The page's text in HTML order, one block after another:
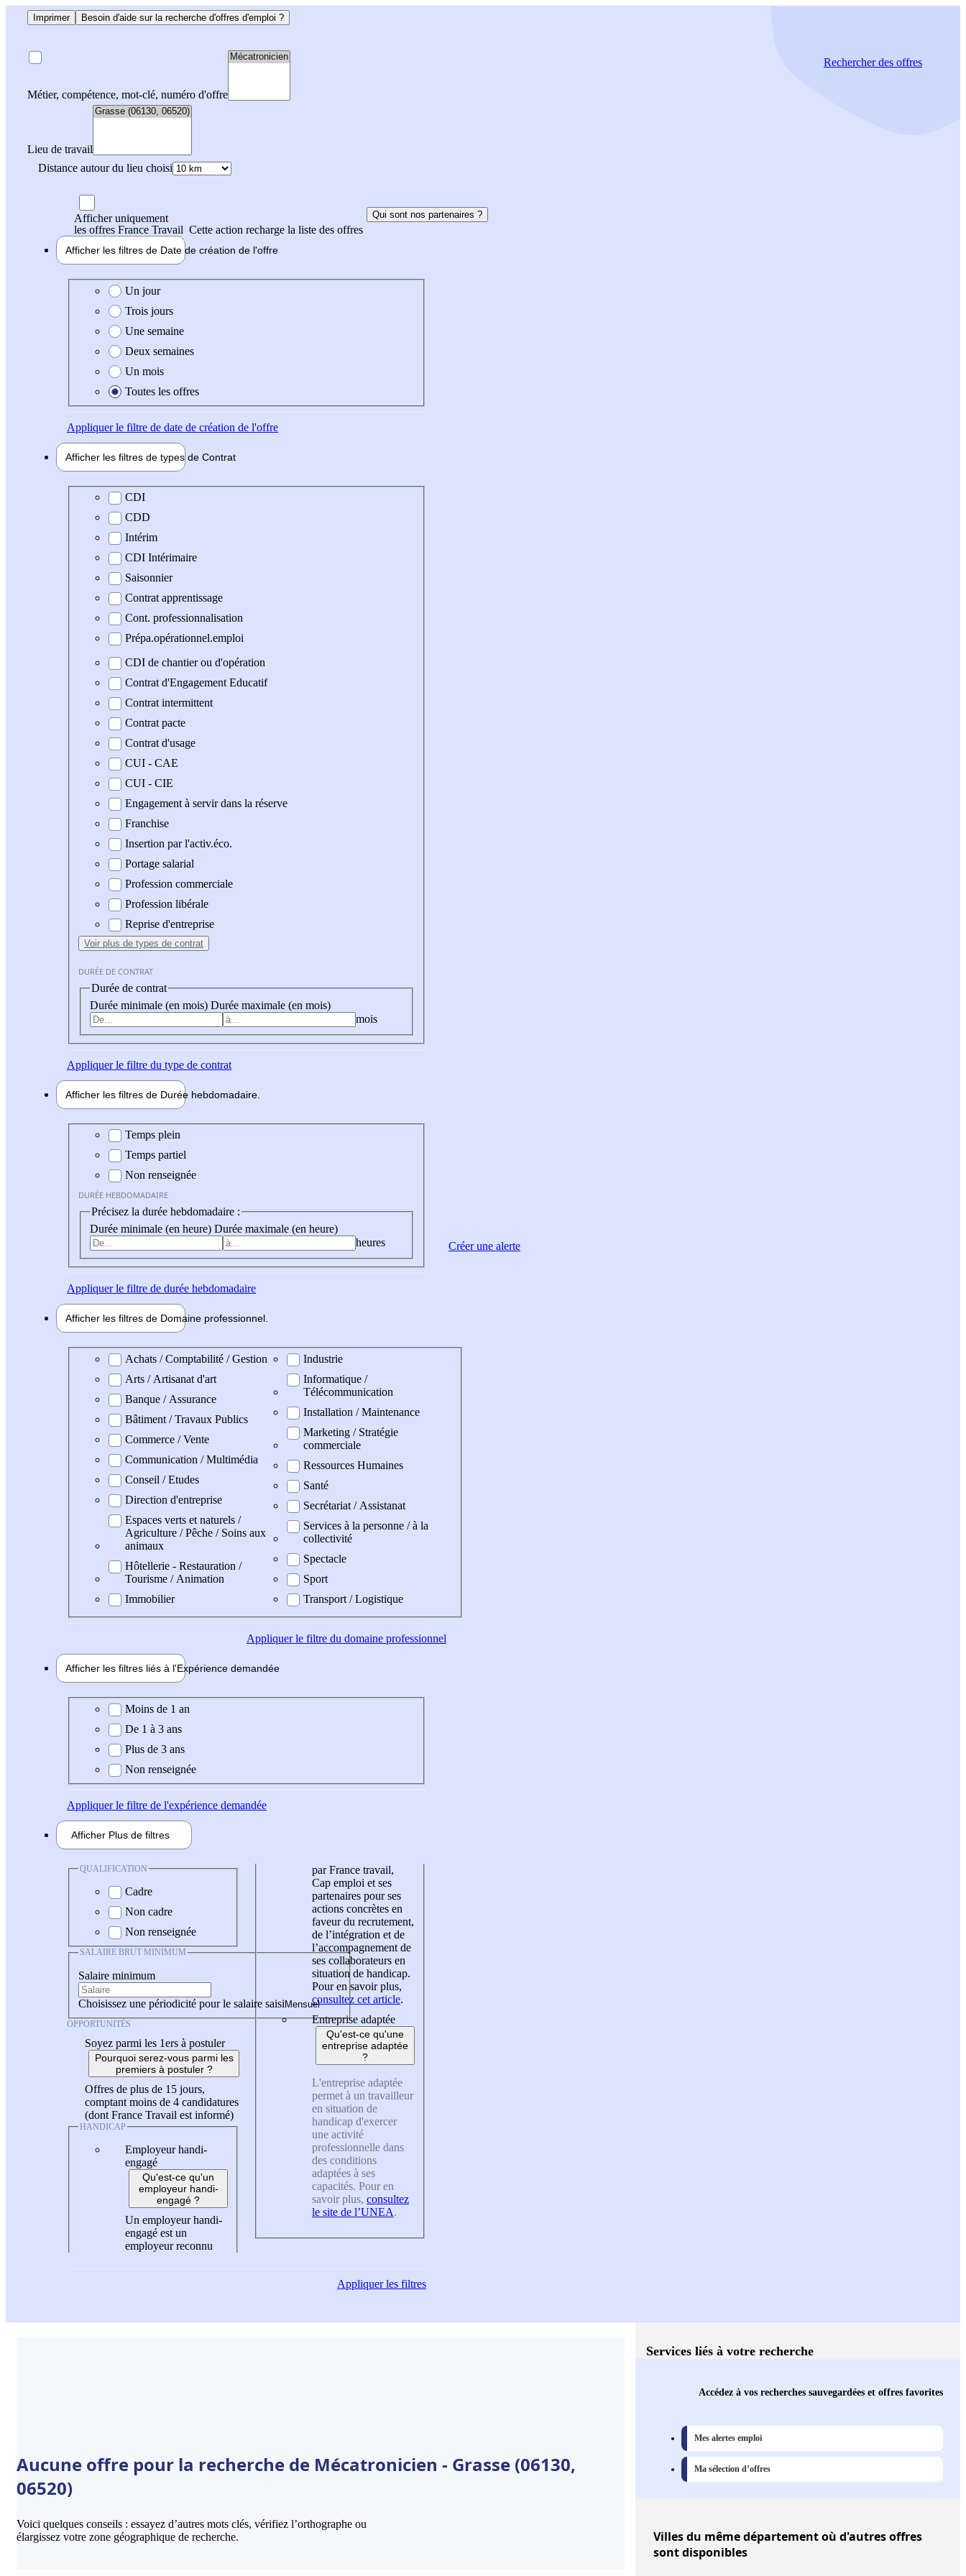
Imprimer Besoin d'aide sur la recherche d'offres d'emploi ?
Métier, compétence, mot-clé, numéro d'offre
Lieu de travail
Distance autour du lieu choisi
Rechercherdes offres
Afficher uniquement
les offres France Travail Cette action recharge la liste des offres
Qui sont nos partenaires ?
Afficher les filtres de Date de création de l'offre
Date de création de l'offre
Un jour
Trois jours
Une semaine
Deux semaines
Un mois
Toutes les offres
Appliquerle filtre de date de création de l'offre
Afficher les filtres de types de Contrat
Type de contrat
CDI
CDD
Intérim
CDI Intérimaire
Saisonnier
Contrat apprentissage
Cont. professionnalisation
Prépa.opérationnel.emploi
CDI de chantier ou d'opération
Contrat d'Engagement Educatif
Contrat intermittent
Contrat pacte
Contrat d'usage
CUI - CAE
CUI - CIE
Engagement à servir dans la réserve
Franchise
Insertion par l'activ.éco.
Portage salarial
Profession commerciale
Profession libérale
Reprise d'entreprise
Voir plus de types de contrat
DURÉE DE CONTRAT
Durée de contrat
Durée minimale (en mois) Durée maximale (en mois)
mois
Appliquerle filtre du type de contrat
Afficher les filtres de Durée hebdomadaire
Durée hebdomadaire
Temps plein
Temps partiel
Non renseignée
DURÉE HEBDOMADAIRE
Précisez la durée hebdomadaire :
Durée minimale (en heure) Durée maximale (en heure)
heures
Appliquerle filtre de durée hebdomadaire
Afficher les filtres de Domaine professionnel
Domaine professionel
Achats / Comptabilité / Gestion
Arts / Artisanat d'art
Banque / Assurance
Bâtiment / Travaux Publics
Commerce / Vente
Communication / Multimédia
Conseil / Etudes
Direction d'entreprise
Espaces verts et naturels /
Agriculture / Pêche / Soins aux
animaux
Hôtellerie - Restauration /
Tourisme / Animation
Immobilier
Industrie
Informatique /
Télécommunication
Installation / Maintenance
Marketing / Stratégie
commerciale
Ressources Humaines
Santé
Secrétariat / Assistanat
Services à la personne / à la
collectivité
Spectacle
Sport
Transport / Logistique
Appliquerle filtre du domaine professionnel
Afficher les filtres liés à l'Expérience demandée
Expérience demandée
Moins de 1 an
De 1 à 3 ans
Plus de 3 ans
Non renseignée
Appliquerle filtre de l'expérience demandée
Afficher Plus de filtres
QUALIFICATION
Cadre
Non cadre
Non renseignée
SALAIRE BRUT MINIMUM
Salaire minimum
Choisissez une périodicité pour le salaire saisi
OPPORTUNITÉS
Soyez parmi les 1ers à postuler
Pourquoi serez-vous parmi les
premiers à postuler ?
Offres de plus de 15 jours,
comptant moins de 4 candidatures
(dont France Travail est informé)
HANDICAP
Employeur handi-
engagé
Qu'est-ce qu'un
employeur handi-
engagé ?
Un employeur handi-
engagé est un
employeur reconnu
par France travail,
Cap emploi et ses
partenaires pour ses
actions concrètes en
faveur du recrutement,
de l’intégration et de
l’accompagnement de
ses collaborateurs en
situation de handicap.
Pour en savoir plus,
consultez cet article.
Entreprise adaptée
Qu'est-ce qu'une
entreprise adaptée
?
L'entreprise adaptée
permet à un travailleur
en situation de
handicap d'exercer
une activité
professionnelle dans
des conditions
adaptées à ses
capacités. Pour en
savoir plus, consultez
le site de l’UNEA.
Appliquerles filtres
Créer une alerte
Aucune offre pour la recherche de Mécatronicien - Grasse (06130,
06520)
Voici quelques conseils : essayez d’autres mots clés, vérifiez l’orthographe ou
élargissez votre zone géographique de recherche.
Services liés à votre recherche
Accédez à vos recherches sauvegardées et offres favorites
Mes alertes emploi
Ma sélection d’offres
Villesdu même département où d'autres offres
sont disponibles